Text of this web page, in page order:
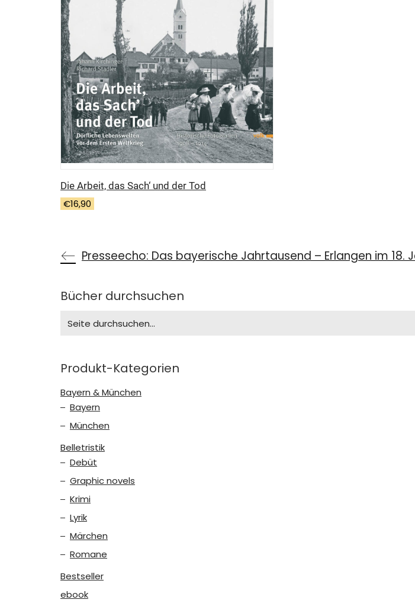
Die Arbeit, das Sach‘ und der Tod
€16,90
Presseecho: Das bayerische Jahrtausend – Erlangen im 18.
Bücher durchsuchen
for:
Produkt-Kategorien
Bayern & München
Bayern
München
Belletristik
Debüt
Graphic novels
Krimi
Lyrik
Märchen
Romane
Bestseller
ebook